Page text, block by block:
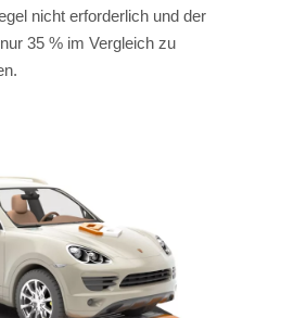
nicht erforderlich und der
35 % im Vergleich zu